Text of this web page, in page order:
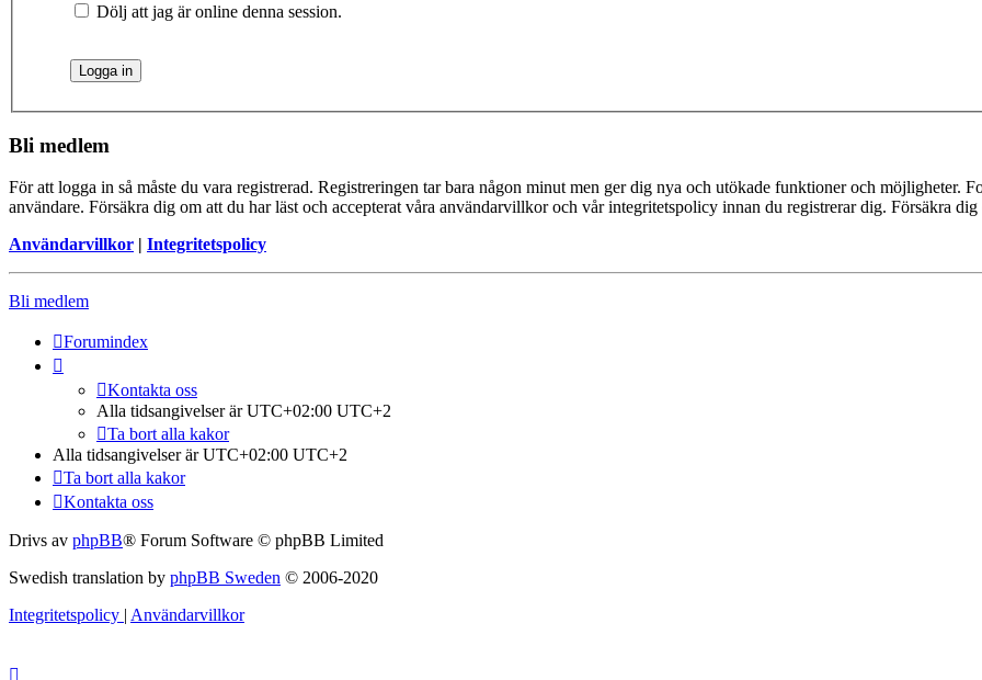
Dölj att jag är online denna session.
Bli medlem
För att logga in så måste du vara registrerad. Registreringen tar bara någon minut men ger dig nya och utökade funktioner och möjligheter.
användare. Försäkra dig om att du har läst och accepterat våra användarvillkor och vår integritetspolicy innan du registrerar dig. Försäkra
Användarvillkor | Integritetspolicy
Bli medlem
Forumindex
Kontakta oss
Alla tidsangivelser är UTC+02:00 UTC+2
Ta bort alla kakor
Alla tidsangivelser är UTC+02:00 UTC+2
Ta bort alla kakor
Kontakta oss
Drivs av phpBB® Forum Software © phpBB Limited
Swedish translation by phpBB Sweden © 2006-2020
Integritetspolicy | Användarvillkor